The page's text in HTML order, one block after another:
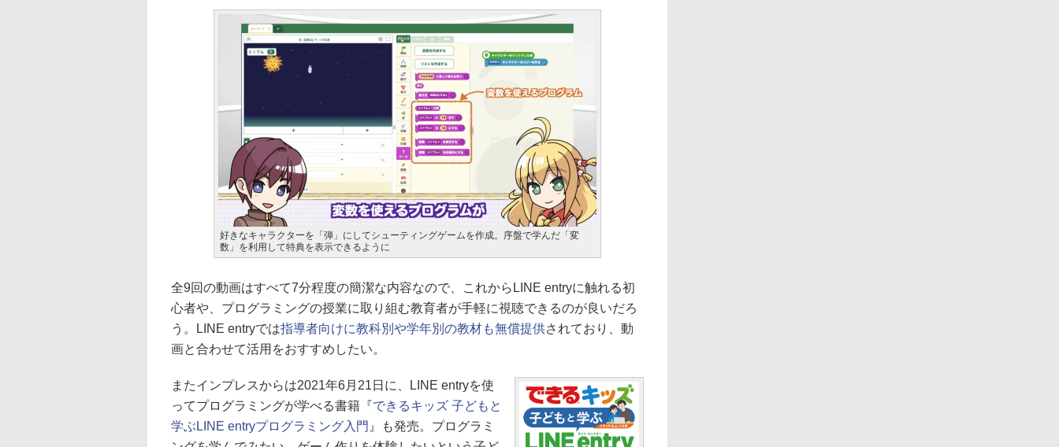
好きなキャラクターを「弾」にしてシューティングゲームを作成。序盤で学んだ「変
数」を利用して特典を表示できるように
全9回の動画はすべて7分程度の簡潔な内容なので、これからLINE entryに触れる初
心者や、プログラミングの授業に取り組む教育者が手軽に視聴できるのが良いだろ
う。LINE entryでは指導者向けに教科別や学年別の教材も無償提供されており、動
画と合わせて活用をおすすめしたい。
またインプレスからは2021年6月21日に、LINE entryを使
ってプログラミングが学べる書籍『できるキッズ 子どもと
学ぶLINE entryプログラミング入門 』も発売。プログラミ